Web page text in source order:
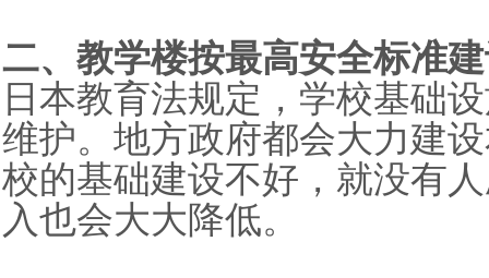
二、教学楼按最高安全标准
日本教育法规定，学校基础
维护。地方政府都会大力建
校的基础建设不好，就没有
入也会大大降低。